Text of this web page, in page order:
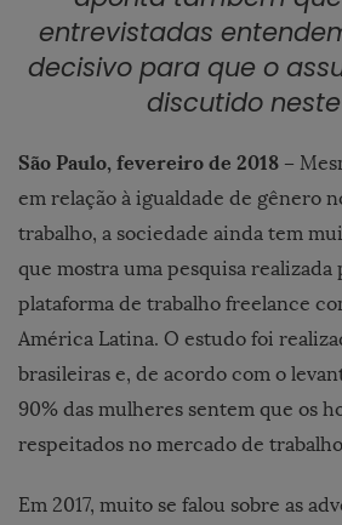
entrevistadas
decisivo para que o
discutido
São Paulo, fevereiro de 2018 –
em relação à igualdade de gênero
trabalho, a sociedade ainda tem
que mostra uma pesquisa realizada
plataforma de trabalho freelance
América Latina. O estudo foi
brasileiras e, de acordo com o
90% das mulheres sentem que os
respeitados no mercado de
Em 2017, muito se falou sobre as